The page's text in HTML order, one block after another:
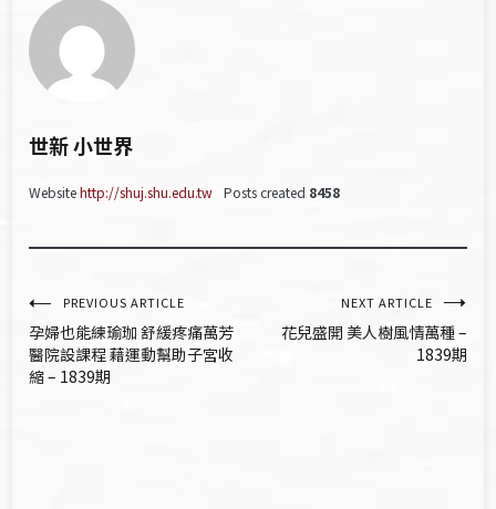
世新 小世界
Websitehttp://shuj.shu.edu.tw Posts created 8458
文
章
導
PREVIOUS ARTICLE
孕婦也能練瑜珈 舒緩疼痛萬芳
醫院設課程 藉運動幫助子宮收
縮 – 1839期
NEXT ARTICLE
花兒盛開 美人樹風情萬種 –
1839期